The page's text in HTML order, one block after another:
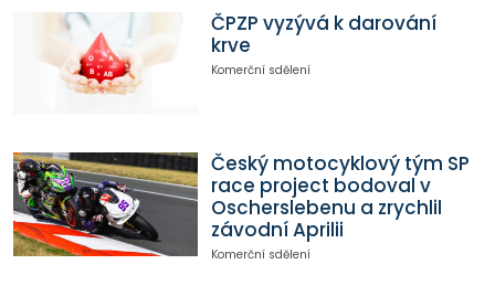
ČPZP vyzývá k darování
krve
Komerční sdělení
Český motocyklový tým SP
race project bodoval v
Oscherslebenu a zrychlil
závodní Aprilii
Komerční sdělení